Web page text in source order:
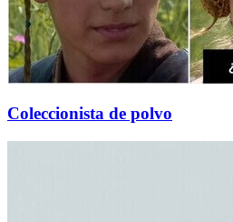
Coleccionista de polvo